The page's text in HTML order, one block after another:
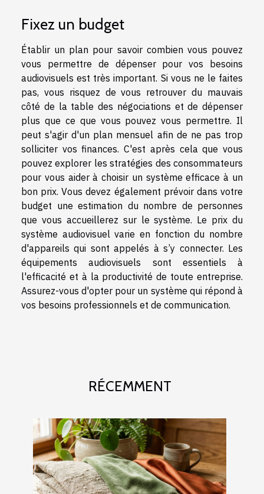
Fixez un budget
Établir un plan pour savoir combien vous pouvez
vous permettre de dépenser pour vos besoins
audiovisuels est très important. Si vous ne le faites
pas, vous risquez de vous retrouver du mauvais
côté de la table des négociations et de dépenser
plus que ce que vous pouvez vous permettre. Il
peut s'agir d'un plan mensuel afin de ne pas trop
solliciter vos finances. C'est après cela que vous
pouvez explorer les stratégies des consommateurs
pour vous aider à choisir un système efficace à un
bon prix. Vous devez également prévoir dans votre
budget une estimation du nombre de personnes
que vous accueillerez sur le système. Le prix du
système audiovisuel varie en fonction du nombre
d'appareils qui sont appelés à s’y connecter. Les
équipements audiovisuels sont essentiels à
l'efficacité et à la productivité de toute entreprise.
Assurez-vous d'opter pour un système qui répond à
vos besoins professionnels et de communication.
RÉCEMMENT